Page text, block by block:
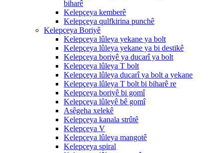
biharê
Kelepçeya kemberê
Kelepçeya qulfkirina punchê
Kelepçeya Boriyê
Kelepçeya lûleya yekane ya bolt
Kelepçeya lûleya yekane ya bi destikê
Kelepçeya boriyê ya ducarî ya bolt
Kelepçeya lûleya T bolt
Kelepçeya lûleya ducarî ya bolt a yekane
Kelepçeya lûleya T bolt bi biharê re
Kelepçeya boriyê bi gomî
Kelepçeya lûleyê bê gomî
Asêgeha xelekê
Kelepçeya kanala strûtê
Kelepçeya V
Kelepçeya lûleya mangotê
Kelepçeya spiral